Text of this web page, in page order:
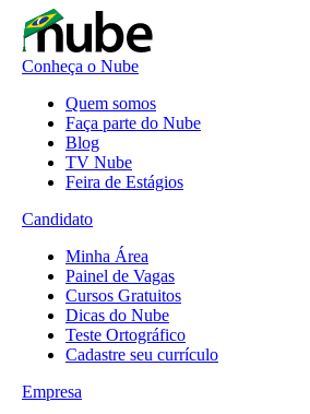
Conheça o Nube
Quem somos
Faça parte do Nube
Blog
TV Nube
Feira de Estágios
Candidato
Minha Área
Painel de Vagas
Cursos Gratuitos
Dicas do Nube
Teste Ortográfico
Cadastre seu currículo
Empresa